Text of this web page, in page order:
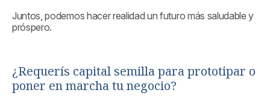
Juntos, podemos hacer realidad un futuro más saludable y
próspero.
¿Requerís capital semilla para prototipar o
poner en marcha tu negocio?